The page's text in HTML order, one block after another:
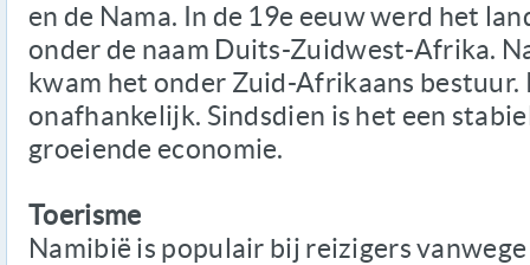
en de Nama. In de 19e eeuw werd het
onder de naam Duits-Zuidwest-Afrika.
kwam het onder Zuid-Afrikaans bestuur.
onafhankelijk. Sindsdien is het een
groeiende economie.
Toerisme
Namibië is populair bij reizigers